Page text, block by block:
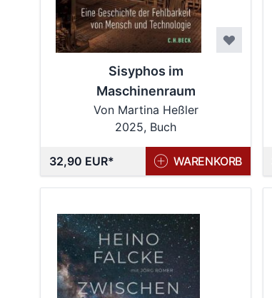
Sisyphos im
Maschinenraum
Von Martina Heßler
2025, Buch
32,90 EUR WARENKORB